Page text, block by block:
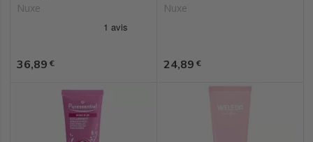
Nuxe
Prix
36,89 €
Nuxe
Prix
24,89 €